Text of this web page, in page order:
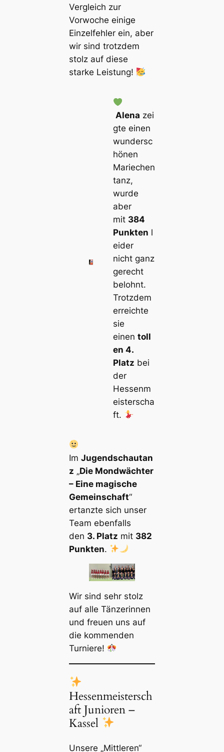
Vergleich zur
Vorwoche einige
Einzelfehler ein, aber
wir sind trotzdem
stolz auf diese
starke Leistung!
Alena zei
gte einen
wundersc
hönen
Mariechen
tanz,
wurde
aber
mit 384
Punkten l
eider
nicht ganz
gerecht
belohnt.
Trotzdem
erreichte
sie
einentoll
en 4.
Platz bei
der
Hessenm
eisterscha
ft.
Im Jugendschautan
z „Die Mondwächter
– Eine magische
Gemeinschaft“
ertanzte sich unser
Team ebenfalls
den 3. Platz mit 382
Punkten.
Wir sind sehr stolz
auf alle Tänzerinnen
und freuen uns auf
die kommenden
Turniere!
Hessenmeistersch
aft Junioren –
Kassel
Unsere „Mittleren“